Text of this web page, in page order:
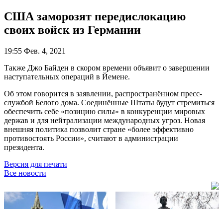
США заморозят передислокацию
своих войск из Германии
19:55 Фев. 4, 2021
Также Джо Байден в скором времени объявит о завершении
наступательных операций в Йемене.
Об этом говорится в заявлении, распространённом пресс-
службой Белого дома. Соединённые Штаты будут стремиться
обеспечить себе «позицию силы» в конкуренции мировых
держав и для нейтрализации международных угроз. Новая
внешняя политика позволит стране «более эффективно
противостоять России», считают в администрации
президента.
Версия для печати
Все новости